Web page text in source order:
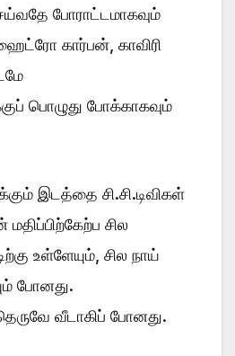
போராட்டமாகவும்
கார்பன், காவிரி
பொழுது போக்காகவும்
இடத்தை சி.சி.டிவிகள்
மதிப்பிற்கேற்ப சில
உள்ளேயும், சில நாய்
போனது.
வீடாகிப் போனது.